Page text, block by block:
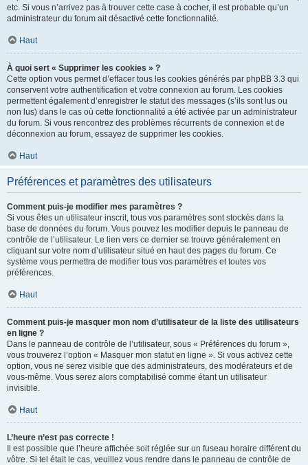
etc. Si vous n’arrivez pas à trouver cette case à cocher, il est probable qu’un
administrateur du forum ait désactivé cette fonctionnalité.
Haut
À quoi sert « Supprimer les cookies » ?
Cette option vous permet d’effacer tous les cookies générés par phpBB 3.3 qui
conservent votre authentification et votre connexion au forum. Les cookies
permettent également d’enregistrer le statut des messages (s’ils sont lus ou
non lus) dans le cas où cette fonctionnalité a été activée par un administrateur
du forum. Si vous rencontrez des problèmes récurrents de connexion et de
déconnexion au forum, essayez de supprimer les cookies.
Haut
Préférences et paramètres des utilisateurs
Comment puis-je modifier mes paramètres ?
Si vous êtes un utilisateur inscrit, tous vos paramètres sont stockés dans la
base de données du forum. Vous pouvez les modifier depuis le panneau de
contrôle de l’utilisateur. Le lien vers ce dernier se trouve généralement en
cliquant sur votre nom d’utilisateur situé en haut des pages du forum. Ce
système vous permettra de modifier tous vos paramètres et toutes vos
préférences.
Haut
Comment puis-je masquer mon nom d’utilisateur de la liste des utilisateurs
en ligne ?
Dans le panneau de contrôle de l’utilisateur, sous « Préférences du forum »,
vous trouverez l’option « Masquer mon statut en ligne ». Si vous activez cette
option, vous ne serez visible que des administrateurs, des modérateurs et de
vous-même. Vous serez alors comptabilisé comme étant un utilisateur
invisible.
Haut
L’heure n’est pas correcte !
Il est possible que l’heure affichée soit réglée sur un fuseau horaire différent du
vôtre. Si tel était le cas, veuillez vous rendre dans le panneau de contrôle de